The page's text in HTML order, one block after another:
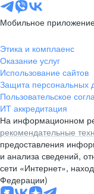
Мобильное
Этика и комплаенс
Оказание услуг
Использование сайтов
Защита персональных
Пользовательское
ИТ аккредитация
На информационном
рекомендательные
предоставления
и анализа сведений,
сети «Интернет»,
Федерации)